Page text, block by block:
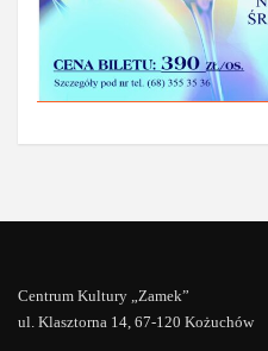
Centrum Kultury „Zamek”
ul. Klasztorna 14, 67-120 Kożuchów